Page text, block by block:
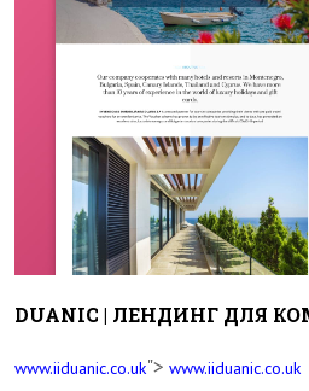
DUANIC | ЛЕНДИНГ ДЛЯ
www.iiduanic.co.uk"> www.iiduanic.co.uk